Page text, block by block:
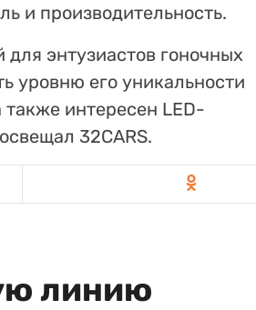
и производительность.
энтузиастов гоночных
уровню его уникальности
также интересен LED-
32CARS.
линию